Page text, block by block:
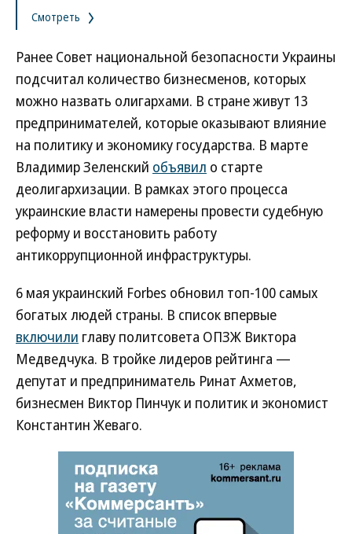
Смотреть
Ранее Совет национальной безопасности Украины
подсчитал количество бизнесменов, которых
можно назвать олигархами. В стране живут 13
предпринимателей, которые оказывают влияние
на политику и экономику государства. В марте
Владимир Зеленский объявил о старте
деолигархизации. В рамках этого процесса
украинские власти намерены провести судебную
реформу и восстановить работу
антикоррупционной инфраструктуры.
6 мая украинский Forbes обновил топ-100 самых
богатых людей страны. В список впервые
включили главу политсовета ОПЗЖ Виктора
Медведчука. В тройке лидеров рейтинга —
депутат и предприниматель Ринат Ахметов,
бизнесмен Виктор Пинчук и политик и экономист
Константин Жеваго.
ВСУ точно получат десятки тысяч новых
солдат